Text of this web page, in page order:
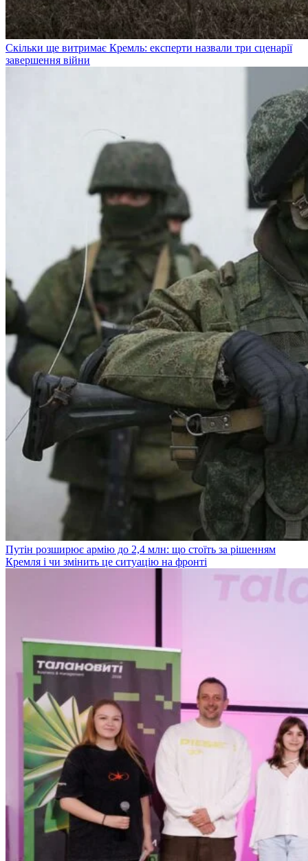
Скільки ще витримає Кремль: експерти назвали три сценарії
завершення війни
Путін розширює армію до 2,4 млн: що стоїть за рішенням
Кремля і чи змінить це ситуацію на фронті